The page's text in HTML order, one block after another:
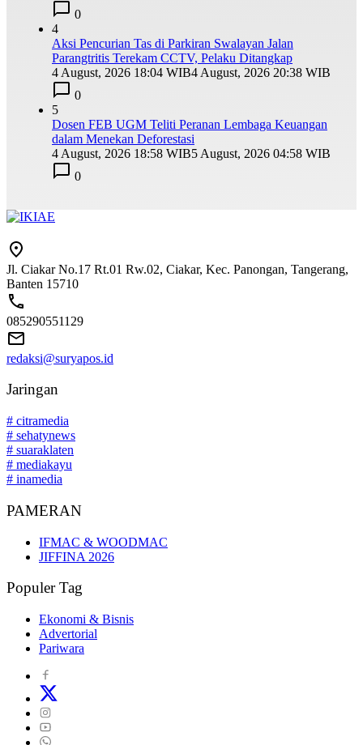
0
4
Aksi Pencurian Tas di Parkiran Swalayan Jalan
Parangtritis Terekam CCTV, Pelaku Ditangkap
4 August, 2026 18:04 WIB4 August, 2026 20:38 WIB
0
5
Dosen FEB UGM Teliti Peranan Lembaga Keuangan
dalam Menekan Deforestasi
4 August, 2026 18:58 WIB5 August, 2026 04:58 WIB
0
Jl. Ciakar No.17 Rt.01 Rw.02, Ciakar, Kec. Panongan, Tangerang,
Banten 15710
085290551129
redaksi@suryapos.id
Jaringan
# citramedia
# sehatynews
# suaraklaten
# mediakayu
# inamedia
PAMERAN
IFMAC & WOODMAC
JIFFINA 2026
Populer Tag
Ekonomi & Bisnis
Advertorial
Pariwara